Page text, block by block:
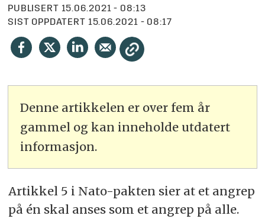
PUBLISERT
15.06.2021 - 08:13
SIST OPPDATERT
15.06.2021 - 08:17
Denne artikkelen er over fem år
gammel og kan inneholde utdatert
informasjon.
Artikkel 5 i Nato-pakten sier atet angrep
på én skal anses som et angrep på alle.